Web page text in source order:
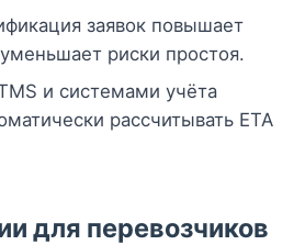
заявок повышает
риски простоя.
и системами учёта
рассчитывать ETA
для перевозчиков